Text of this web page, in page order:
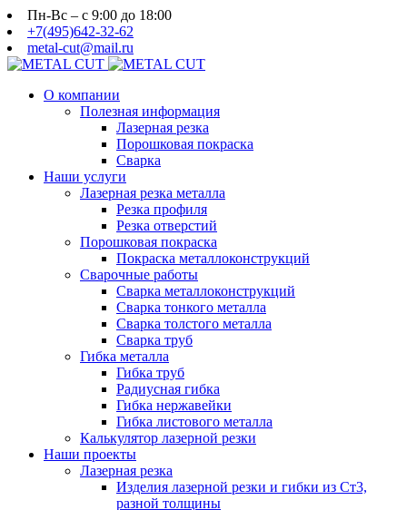
Пн-Вс – с 9:00 до 18:00
+7(495)642-32-62
metal-cut@mail.ru
О компании
Полезная информация
Лазерная резка
Порошковая покраска
Сварка
Наши услуги
Лазерная резка металла
Резка профиля
Резка отверстий
Порошковая покраска
Покраска металлоконструкций
Сварочные работы
Сварка металлоконструкций
Сварка тонкого металла
Сварка толстого металла
Сварка труб
Гибка металла
Гибка труб
Радиусная гибка
Гибка нержавейки
Гибка листового металла
Калькулятор лазерной резки
Наши проекты
Лазерная резка
Изделия лазерной резки и гибки из Ст3,
разной толщины